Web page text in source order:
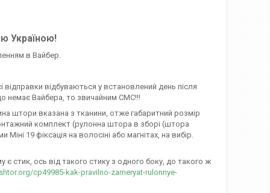
Україною!
в Вайбер.
відбуваються у встановлений день після
немає Вайбера, то звичайним СМС!!!
штори вказана з тканини, отже габаритний розмір
комплект (рулонна штора в зборі (штора
19 фіксація на волосіні або магнітах, на вибір.
стик, ось від такого стику з одного боку, до такого ж
cp49985-kak-pravilno-zameryat-rulonnye-